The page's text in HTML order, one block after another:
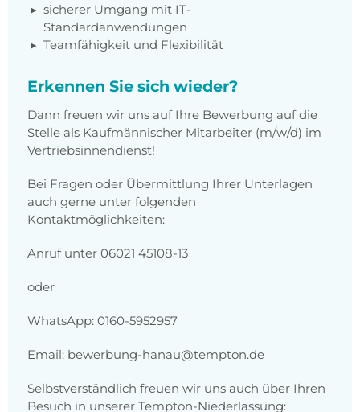
sicherer Umgang mit IT-
Standardanwendungen
Teamfähigkeit und Flexibilität
Erkennen Sie sich wieder?
Dann freuen wir uns auf Ihre Bewerbung auf die
Stelle als Kaufmännischer Mitarbeiter (m/w/d) im
Vertriebsinnendienst!
Bei Fragen oder Übermittlung Ihrer Unterlagen
auch gerne unter folgenden
Kontaktmöglichkeiten:
Anruf unter 06021 45108-13
oder
WhatsApp: 0160-5952957
Email: bewerbung-hanau@tempton.de
Selbstverständlich freuen wir uns auch über Ihren
Besuch in unserer Tempton-Niederlassung: